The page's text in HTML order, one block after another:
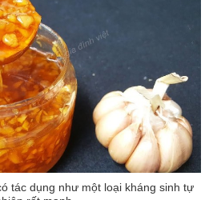
tác dụng như một loại kháng sinh tự